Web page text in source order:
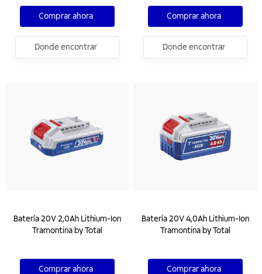
Comprar ahora
Donde encontrar
Comprar ahora
Donde encontrar
Batería 20V 2,0Ah Lithium-Ion
Tramontina by Total
Comprar ahora
Batería 20V 4,0Ah Lithium-Ion
Tramontina by Total
Comprar ahora